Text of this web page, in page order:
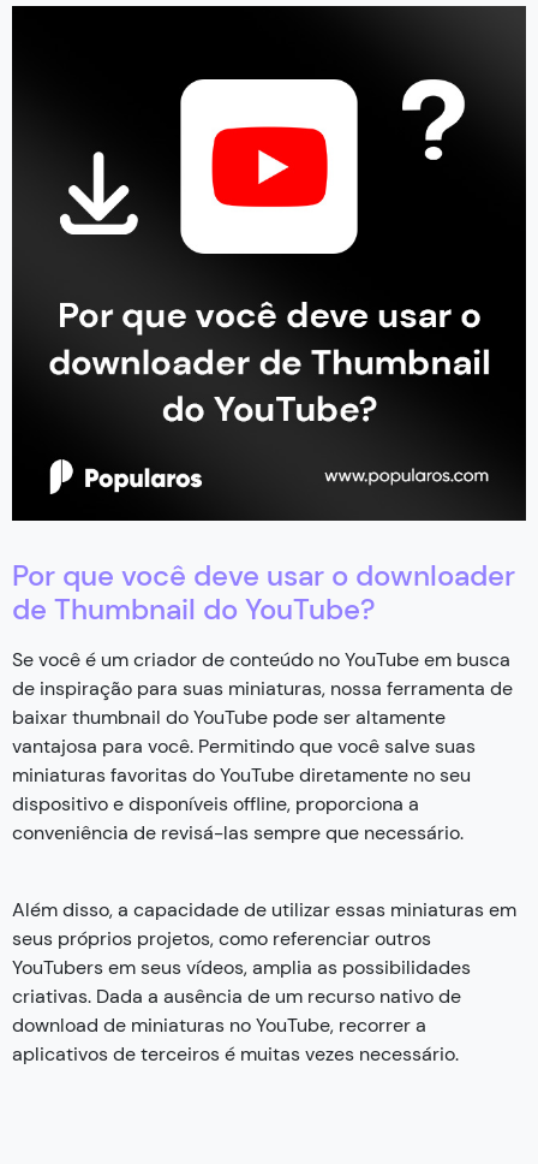
Por que você deve usar o downloader
de Thumbnail do YouTube?
Se você é um criador de conteúdo no YouTube em busca
de inspiração para suas miniaturas, nossa ferramenta de
baixar thumbnail do YouTube pode ser altamente
vantajosa para você. Permitindo que você salve suas
miniaturas favoritas do YouTube diretamente no seu
dispositivo e disponíveis offline, proporciona a
conveniência de revisá-las sempre que necessário.
Além disso, a capacidade de utilizar essas miniaturas em
seus próprios projetos, como referenciar outros
YouTubers em seus vídeos, amplia as possibilidades
criativas. Dada a ausência de um recurso nativo de
download de miniaturas no YouTube, recorrer a
aplicativos de terceiros é muitas vezes necessário.